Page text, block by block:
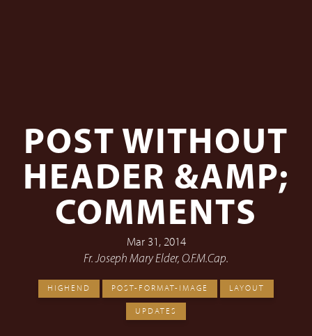
POST WITHOUT
HEADER &AMP;
COMMENTS
Mar 31, 2014
Fr. Joseph Mary Elder, O.F.M.Cap.
HIGHEND POST-FORMAT-IMAGE LAYOUT
UPDATES